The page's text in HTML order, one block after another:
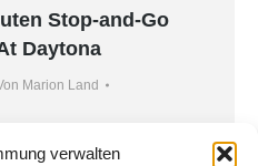
verwalten
Stop-and-Go
Daytona
Marion Land
– Das Team